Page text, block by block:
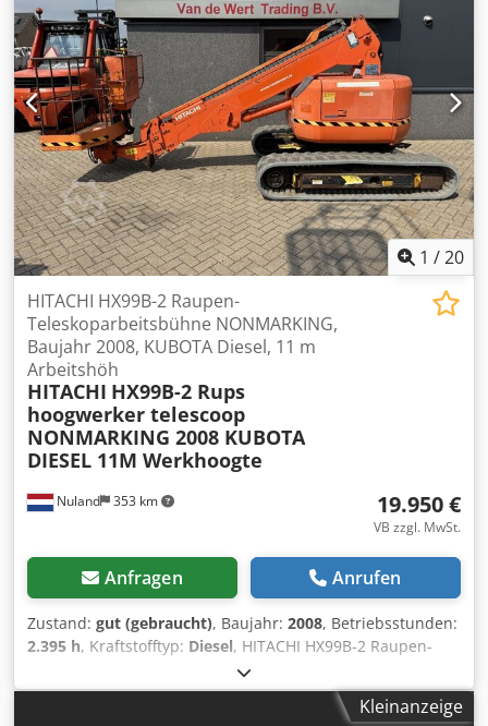
1 /20
Nuland 353 km
HITACHI HX99B-2 Raupen-
Teleskoparbeitsbühne NONMARKING,
Baujahr 2008, KUBOTA Diesel, 11 m
Arbeitshöh
HITACHI HX99B-2 Rups
hoogwerker telescoop
NONMARKING 2008 KUBOTA
DIESEL 11M Werkhoogte
19.950 €
VB zzgl. MwSt.
Anfragen Anrufen
Zustand: gut (gebraucht), Baujahr: 2008, Betriebsstunden:
2.395 h, Kraftstofftyp: Diesel, HITACHI HX99B-2 Raupen-
Arbeitsbühne, Teleskopausleger, NONMARKING, 2008,
KUBOTA-Diesel, 11 m Arbeitshöhe Ein Video kann per
WhatsApp zugesendet werden. Wir haben einen ständigen
Kleinanzeige